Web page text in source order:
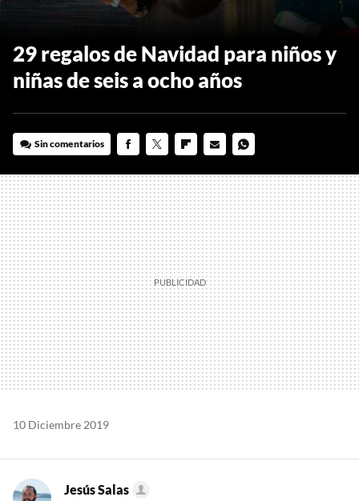
29 regalos de Navidad para niños y
niñas de seis a ocho años
Sin comentarios
MAIL
10 Diciembre 2019
Jesús Salas